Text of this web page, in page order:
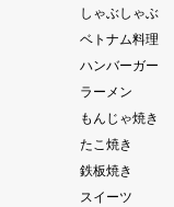
しゃぶしゃぶ
ベトナム料理
ハンバーガー
ラーメン
もんじゃ焼き
たこ焼き
鉄板焼き
スイーツ